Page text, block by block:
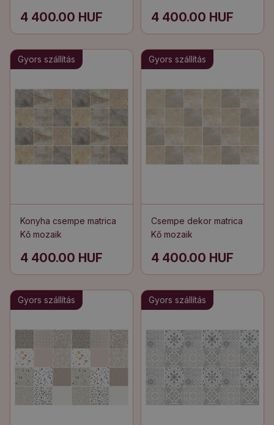
4 400.00 HUF 4 400.00 HUF
Gyors szállítás
Konyha csempe matrica
Kő mozaik
4 400.00 HUF
Gyors szállítás
Csempe dekor matrica
Kő mozaik
4 400.00 HUF
Gyors szállítás Gyors szállítás